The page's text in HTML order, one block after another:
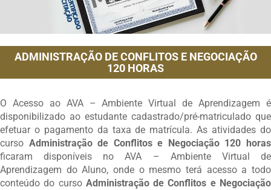
ADMINISTRAÇÃO DE CONFLITOS E NEGOCIAÇÃO
120 HORAS
O Acesso ao AVA – Ambiente Virtual de Aprendizagem é
disponibilizado ao estudante cadastrado/pré-matriculado que
efetuar o pagamento da taxa de matrícula. As atividades do
curso Administração de Conflitos e Negociação 120 horas
ficaram disponíveis no AVA – Ambiente Virtual de
Aprendizagem do Aluno, onde o mesmo terá acesso a todo
conteúdo do curso Administração de Conflitos e Negociação